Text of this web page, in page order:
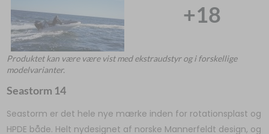
+18
Produktet kan være være vist med ekstraudstyr og i forskellige
modelvarianter.
Seastorm 14
Seastorm er det hele nye mærke inden for rotationsplast og
HPDE både. Helt nydesignet af norske Mannerfeldt design, og